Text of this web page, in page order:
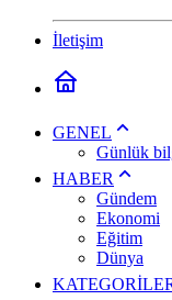
İletişim
GENEL
Günlük
HABER
Gündem
Ekonomi
Eğitim
Dünya